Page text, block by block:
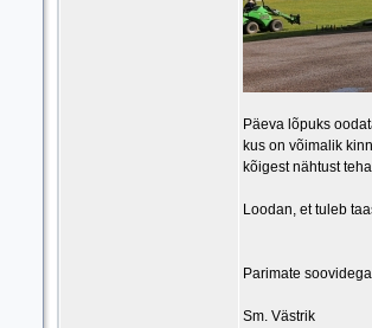
Päeva lõpuks
kus on võimalik
kõigest nähtust
Loodan, et tuleb
Parimate
Sm. Västrik